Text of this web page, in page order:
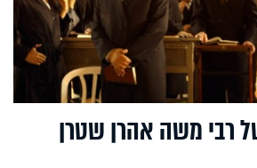
רבי משה אהרן שטרן